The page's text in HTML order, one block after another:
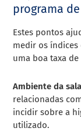
programa
Estes pontos
medir os
uma boa taxa
Ambiente da
relacionadas
incidir sobre a
utilizado.